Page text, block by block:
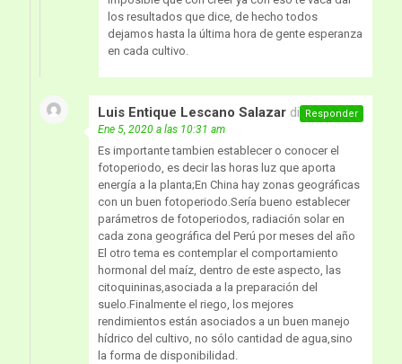
los resultados que dice, de hecho todos
dejamos hasta la última hora de gente esperanza
en cada cultivo.
Luis Entique Lescano Salazar dice:
Ene 5, 2020 a las 10:31 am
Es importante tambien establecer o conocer el
fotoperiodo, es decir las horas luz que aporta
energía a la planta;En China hay zonas geográficas
con un buen fotoperiodo.Sería bueno establecer
parámetros de fotoperiodos, radiación solar en
cada zona geográfica del Perú por meses del año
El otro tema es contemplar el comportamiento
hormonal del maíz, dentro de este aspecto, las
citoquininas,asociada a la preparación del
suelo.Finalmente el riego, los mejores
rendimientos están asociados a un buen manejo
hídrico del cultivo, no sólo cantidad de agua,sino
la forma de disponibilidad.
Responder